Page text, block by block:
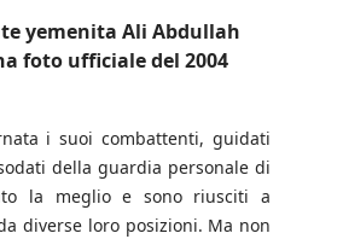
yemenita Ali Abdullah
foto ufficiale del 2004
i suoi combattenti, guidati
della guardia personale di
la meglio e sono riusciti a
diverse loro posizioni. Ma non